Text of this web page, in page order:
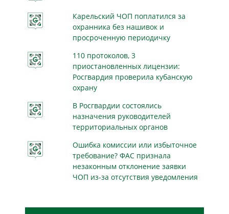
Карельский ЧОП поплатился за
охранника без нашивок и
просроченную периодичку
110 протоколов, 3
приостановленных лицензии:
Росгвардия проверила кубанскую
охрану
В Росгвардии состоялись
назначения руководителей
территориальных органов
Ошибка комиссии или избыточное
требование? ФАС признала
незаконным отклонение заявки
ЧОП из-за отсутствия уведомления